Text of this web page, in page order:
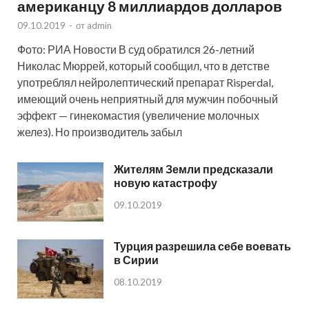
американцу 8 миллиардов долларов
09.10.2019 - от admin
Фото: РИА Новости В суд обратился 26-летний
Николас Мюррей, который сообщил, что в детстве
употреблял нейролептический препарат Risperdal,
имеющий очень неприятный для мужчин побочный
эффект — гинекомастия (увеличение молочных
желез). Но производитель забыл
Жителям Земли предсказали
новую катастрофу
09.10.2019
Турция разрешила себе воевать
в Сирии
08.10.2019